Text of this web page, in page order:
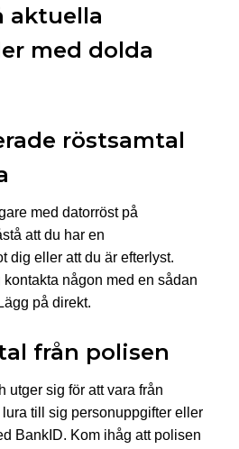
aktuella
med dolda
röstsamtal
med datorröst på
att du har en
dig eller att du är efterlyst.
någon med en sådan
på direkt.
från polisen
utger sig för att vara från
till sig personuppgifter eller
BankID. Kom ihåg att polisen